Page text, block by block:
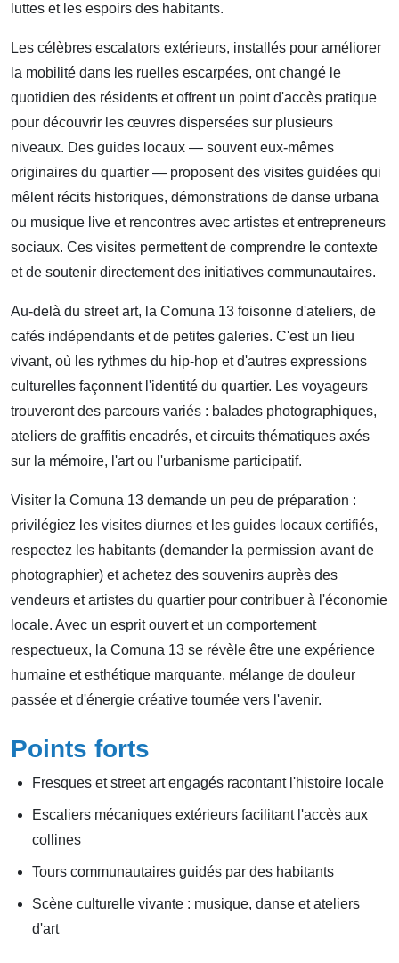
luttes et les espoirs des habitants.
Les célèbres escalators extérieurs, installés pour améliorer
la mobilité dans les ruelles escarpées, ont changé le
quotidien des résidents et offrent un point d'accès pratique
pour découvrir les œuvres dispersées sur plusieurs
niveaux. Des guides locaux — souvent eux-mêmes
originaires du quartier — proposent des visites guidées qui
mêlent récits historiques, démonstrations de danse urbana
ou musique live et rencontres avec artistes et entrepreneurs
sociaux. Ces visites permettent de comprendre le contexte
et de soutenir directement des initiatives communautaires.
Au-delà du street art, la Comuna 13 foisonne d'ateliers, de
cafés indépendants et de petites galeries. C'est un lieu
vivant, où les rythmes du hip‑hop et d'autres expressions
culturelles façonnent l'identité du quartier. Les voyageurs
trouveront des parcours variés : balades photographiques,
ateliers de graffitis encadrés, et circuits thématiques axés
sur la mémoire, l'art ou l'urbanisme participatif.
Visiter la Comuna 13 demande un peu de préparation :
privilégiez les visites diurnes et les guides locaux certifiés,
respectez les habitants (demander la permission avant de
photographier) et achetez des souvenirs auprès des
vendeurs et artistes du quartier pour contribuer à l'économie
locale. Avec un esprit ouvert et un comportement
respectueux, la Comuna 13 se révèle être une expérience
humaine et esthétique marquante, mélange de douleur
passée et d'énergie créative tournée vers l'avenir.
Points forts
Fresques et street art engagés racontant l'histoire locale
Escaliers mécaniques extérieurs facilitant l'accès aux
collines
Tours communautaires guidés par des habitants
Scène culturelle vivante : musique, danse et ateliers
d'art